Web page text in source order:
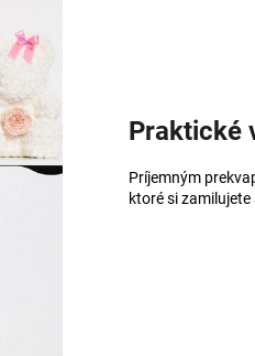
Praktické
Príjemným
ktoré si